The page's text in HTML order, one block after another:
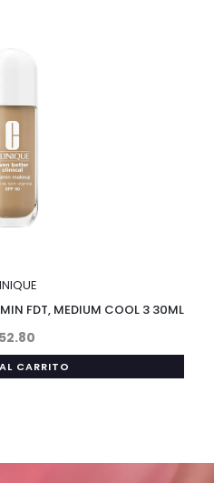
FDT, MEDIUM COOL 3 30ML
CARRITO